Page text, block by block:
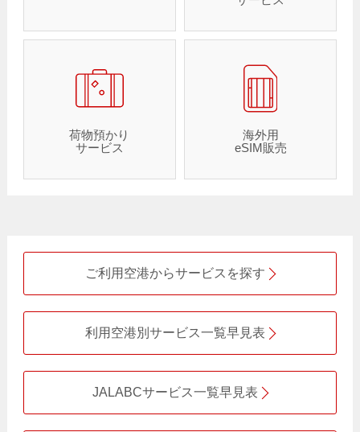
荷物預かり
サービス
海外用
eSIM販売
ご利用空港からサービスを探す
利用空港別サービス一覧早見表
JALABCサービス一覧早見表